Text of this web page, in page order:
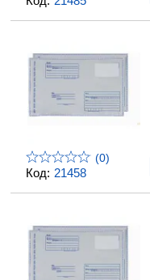
Код: 21458
(0)